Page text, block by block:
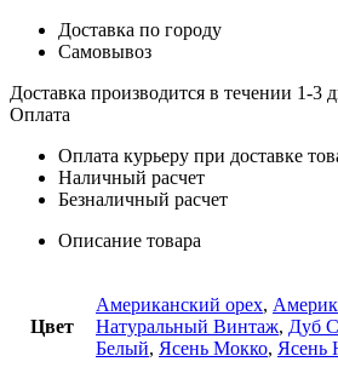
Доставка по городу
Самовывоз
Доставка производится в течении 1-3
Оплата
Оплата курьеру при доставке
Наличный расчет
Безналичный расчет
Описание товара
Цвет
Американский орех,
Натуральный Винтаж, Дуб
Белый, Ясень Мокко, Ясень